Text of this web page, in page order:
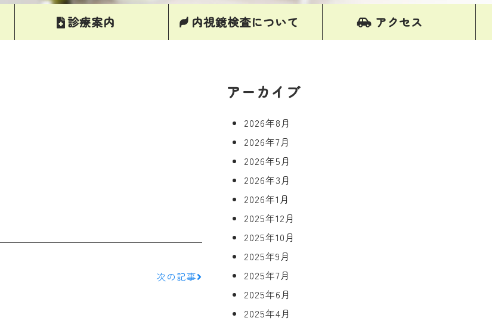
診療案内 内視鏡検査について アクセス
次の記事
アーカイブ
2026年8月
2026年7月
2026年5月
2026年3月
2026年1月
2025年12月
2025年10月
2025年9月
2025年7月
2025年6月
2025年4月